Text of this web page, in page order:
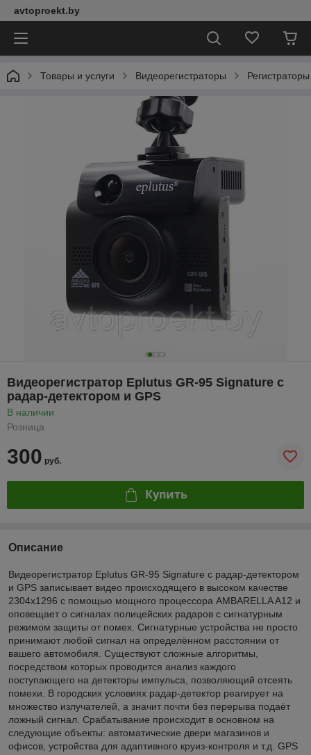
avtoproekt.by
Товары и услуги Видеорегистраторы
Видеорегистратор Eplutus GR-95 Signature с
радар-детектором и GPS
В наличии
Розница
300 руб.
Купить
Описание
Видеорегистратор Eplutus GR-95 Signature с радар-детектором
и GPS записывает видео происходящего в высоком качестве
2304х1296 с помощью мощного процессора AMBARELLA A12 и
оповещает о сигналах полицейских радаров c сигнатурным
режимом защиты от помех. Сигнатурные устройства не просто
принимают любой сигнал на определённом расстоянии от
вашего автомобиля. Существуют сложные алгоритмы,
посредством которых проводится анализ каждого
поступающего на детекторы импульса, позволяющий отсеять
помехи. В городских условиях радар-детектор реагирует на
множество излучателей, а значит почти без перерыва подаёт
ложный сигнал. Срабатывание происходит в основном на
следующие объекты: автоматические двери магазинов и
офисов, устройства для адаптивного круиз-контроля и т.д. GPS